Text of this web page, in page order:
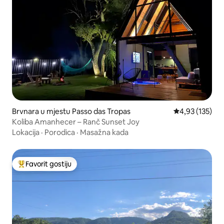
Brvnara u mjestu Passo das Tropas Prosječna
4,93 (135)
Koliba Amanhecer – Ranč Sunset Joy
Lokacija · Porodica · Masažna kada
Glavni favorit gostiju
Favorit gostiju